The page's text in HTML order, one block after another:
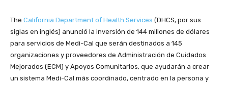
The California Department of Health Services (DHCS, por sus
siglas en inglés) anunció la inversión de 144 millones de dólares
para servicios de Medi-Cal que serán destinados a 145
organizaciones y proveedores de Administración de Cuidados
Mejorados (ECM) y Apoyos Comunitarios, que ayudarán a crear
un sistema Medi-Cal más coordinado, centrado en la persona y